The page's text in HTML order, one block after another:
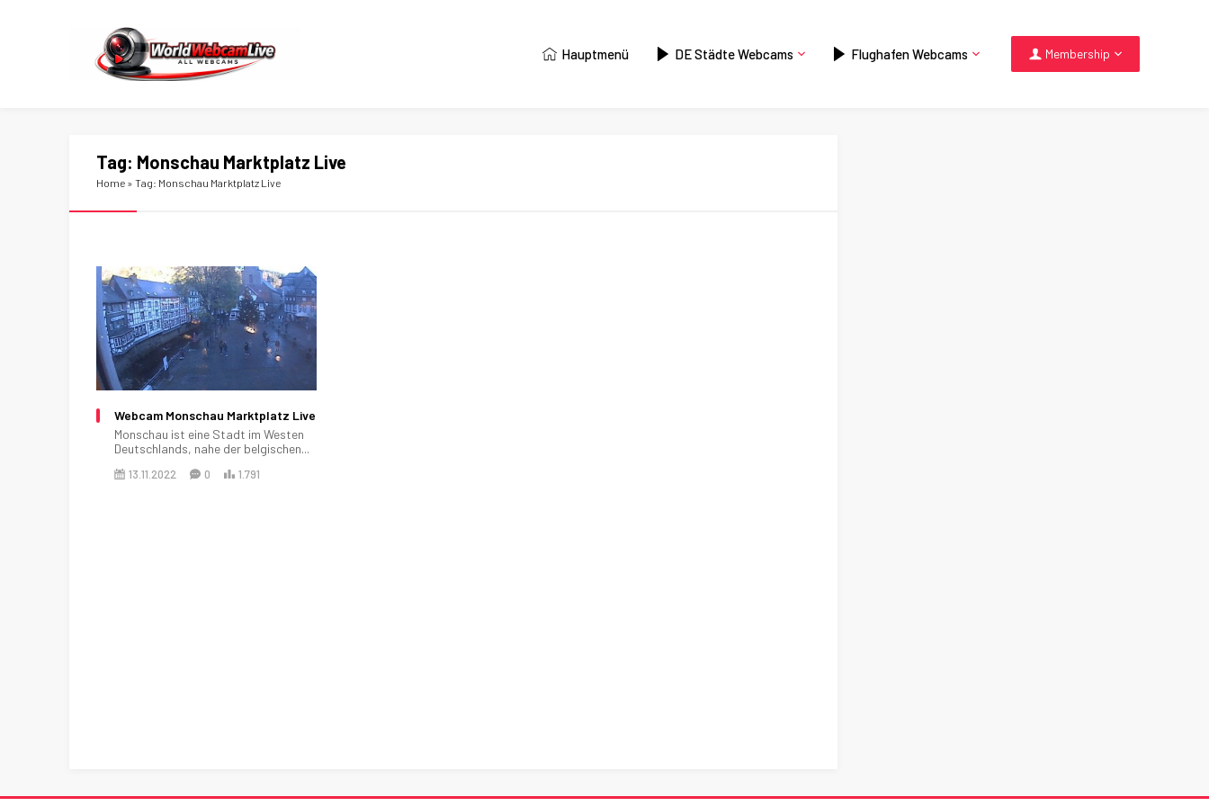
Hauptmenü DE Städte Webcams Flughafen Webcams Membership
Tag: Monschau Marktplatz Live
Home » Tag: Monschau Marktplatz Live
Webcam Monschau Marktplatz Live
Monschau ist eine Stadt im Westen
Deutschlands, nahe der belgischen...
13.11.2022 0 1.791